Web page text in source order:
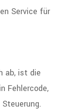
Service für
ab, ist die
Fehlercode,